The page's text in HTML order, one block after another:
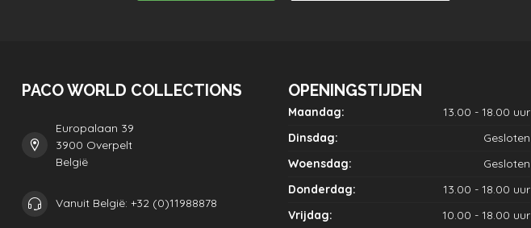
PACO WORLD COLLECTIONS
Europalaan 39
3900 Overpelt
België
Vanuit België: +32 (0)11988878
OPENINGSTIJDEN
Maandag:
13.00 - 18.00 uur
Dinsdag:
Gesloten
Woensdag:
Gesloten
Donderdag:
13.00 - 18.00 uur
Vrijdag:
10.00 - 18.00 uur